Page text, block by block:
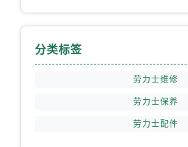
分类标签
劳力士维修
劳力士保养
劳力士配件